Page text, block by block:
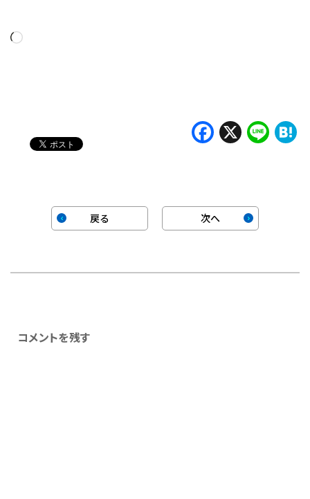
読
X
戻る 次へ
コメントを残す